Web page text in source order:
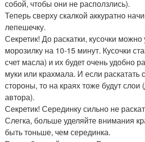
собой, чтобы они не расползлись).
Теперь сверху скалкой аккуратно
лепешечку.
Секретик! До раскатки, кусочки можно
морозилку на 10-15 минут. Кусочки
счет масла) и их будет очень удобно
муки или крахмала. И если раскатать
стороны, то на краях тоже будут слои
автора).
Секретик! Серединку сильно не
Слегка, больше уделяйте внимания
быть тоньше, чем серединка.